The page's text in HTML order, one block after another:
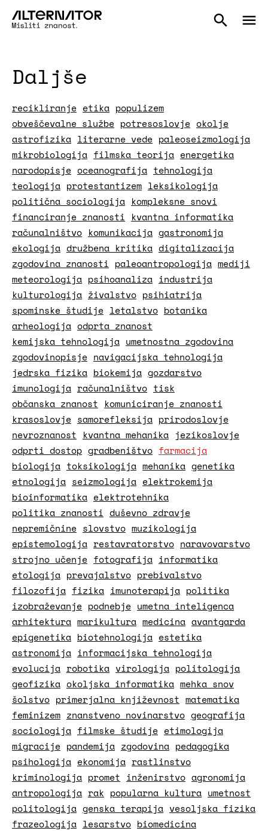
Daljše
recikliranje etika populizem
obveščevalne službe potresoslovje okolje
astrofizika literarne vede paleoseizmologija
mikrobiologija filmska teorija energetika
narodopisje oceanografija tehnologija
teologija protestantizem leksikologija
politična sociologija kompleksne snovi
financiranje znanosti kvantna informatika
računalništvo komunikacija gastronomija
ekologija družbena kritika digitalizacija
zgodovina znanosti paleoantropologija mediji
meteorologija psihoanaliza industrija
kulturologija živalstvo psihiatrija
spominske študije letalstvo botanika
arheologija odprta znanost
kemijska tehnologija umetnostna zgodovina
zgodovinopisje navigacijska tehnologija
jedrska fizika biokemija gozdarstvo
imunologija računalništvo tisk
občanska znanost komuniciranje znanosti
krasoslovje samorefleksija prirodoslovje
nevroznanost kvantna mehanika jezikoslovje
odprti dostop gradbeništvo farmacija
biologija toksikologija mehanika genetika
etnologija seizmologija elektrokemija
bioinformatika elektrotehnika
politika znanosti duševno zdravje
nepremičnine slovstvo muzikologija
epistemologija restavratorstvo naravovarstvo
strojno učenje fotografija informatika
etologija prevajalstvo prebivalstvo
filozofija fizika imunoterapija politika
izobraževanje podnebje umetna inteligenca
arhitektura marikultura medicina avantgarda
epigenetika biotehnologija estetika
astronomija informacijska tehnologija
evolucija robotika virologija politologija
geofizika okoljska informatika mehka snov
šolstvo primerjalna književnost matematika
feminizem znanstveno novinarstvo geografija
sociologija filmske študije etimologija
migracije pandemija zgodovina pedagogika
psihologija ekonomija rastlinstvo
kriminologija promet inženirstvo agronomija
antropologija rak popularna kultura umetnost
politologija genska terapija vesoljska fizika
frazeologija lesarstvo biomedicina